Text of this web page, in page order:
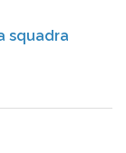
squadra